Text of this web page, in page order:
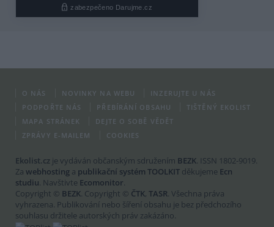
O NÁS NOVINKY NA WEBU
INZERUJTE U NÁS
PODPOŘTE NÁS
PŘEBÍRÁNÍ OBSAHU
TIŠTĚNÝ EKOLIST
MAPA STRÁNEK
DEJTE O SOBĚ VĚDĚT
ZPRÁVY E-MAILEM
COOKIES
Ekolist.cz je vydáván občanským sdružením BEZK. ISSN 1802-9019.
Za webhosting a publikační systém TOOLKIT děkujeme Ecn
studiu. Navštivte Ecomonitor.
Copyright © BEZK. Copyright © ČTK, TASR. Všechna práva
vyhrazena. Publikování nebo šíření obsahu je bez předchozího
souhlasu držitele autorských práv zakázáno.